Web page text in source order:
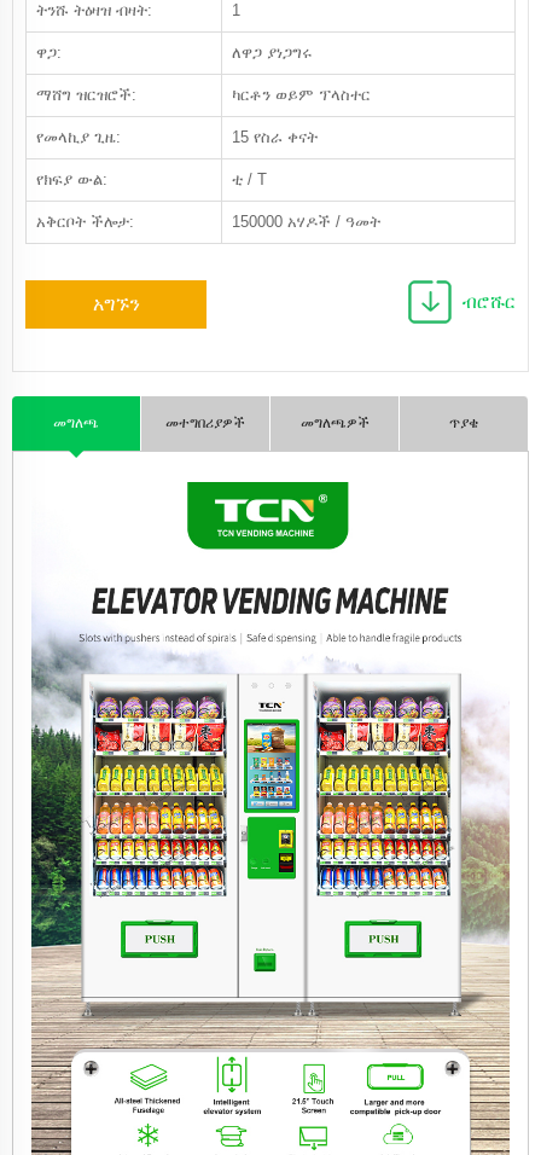
ትንሹ ትዕዛዝ ብዛት: 1
ዋጋ: ለዋጋ ያነጋግሩ
ማሸግ ዝርዝሮች: ካርቶን ወይም ፕላስተር
የመላኪያ ጊዜ: 15 የስራ ቀናት
የክፍያ ውል: ቲ / T
አቅርቦት ችሎታ: 150000 አሃዶች / ዓመት
አግኙን ብሮሹር
መግለጫ መተግበሪያዎች መግለጫዎች ጥያቄ